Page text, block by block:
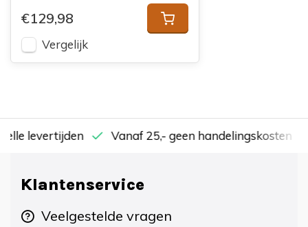
€129,98
Vergelijk
levertijden Vanaf 25,- geen handelingskosten
Klantenservice
Veelgestelde vragen